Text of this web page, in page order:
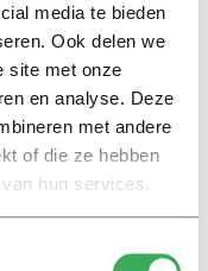
media te bieden
Ook delen we
site met onze
en analyse. Deze
met andere
of die ze hebben
hun services.
met hun uiterlijk
een zo divers
vinden.
de wetenschap
Dat kun je